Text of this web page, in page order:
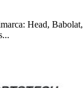
Head, Babolat,